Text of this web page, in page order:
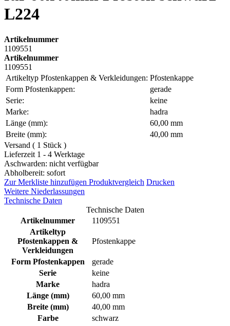
L224
Artikelnummer
1109551
Artikelnummer
1109551
Artikeltyp Pfostenkappen & Verkleidungen: Pfostenkappe
Form Pfostenkappen:
gerade
Serie:
keine
Marke:
hadra
Länge (mm):
60,00 mm
Breite (mm):
40,00 mm
Versand ( 1 Stück )
Lieferzeit 1 - 4 Werktage
Aschwarden: nicht verfügbar
Abholbereit: sofort
Zur Merkliste hinzufügen Produktvergleich Drucken
Weitere Niederlassungen
Technische Daten
Technische Daten
Artikelnummer
1109551
Artikeltyp
Pfostenkappen &
Verkleidungen
Pfostenkappe
Form Pfostenkappen
gerade
Serie
keine
Marke
hadra
Länge (mm)
60,00 mm
Breite (mm)
40,00 mm
Farbe
schwarz